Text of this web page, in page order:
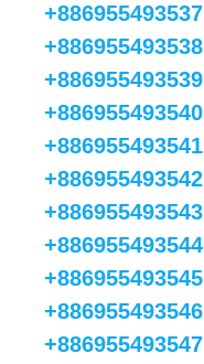
+886955493537
+886955493538
+886955493539
+886955493540
+886955493541
+886955493542
+886955493543
+886955493544
+886955493545
+886955493546
+886955493547